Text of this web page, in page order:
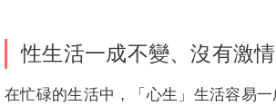
性生活一成不變、沒有激
在忙碌的生活中，「心生」生活容易一